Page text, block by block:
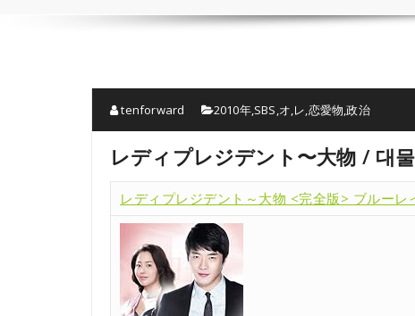
tenforward 2010年,SBS,オ,レ,恋愛物,政治
レディプレジデント〜大物 / 대물
レディプレジデント～大物 <完全版> ブルー